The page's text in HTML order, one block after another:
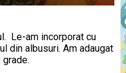
Le-am incorporat cu
din albusuri. Am adaugat